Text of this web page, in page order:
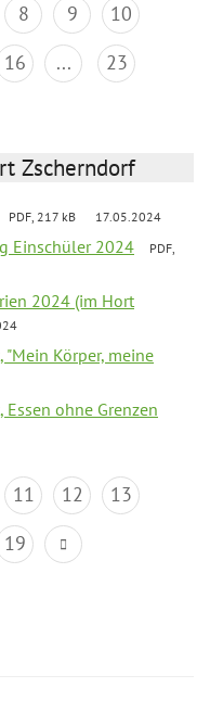
8 9
10
16 ... 23
Zscherndorf
PDF, 217 kB 17.05.2024
Einschüler 2024
PDF,
2024 (im Hort
"Mein Körper, meine
Essen ohne Grenzen
11 12
13
19